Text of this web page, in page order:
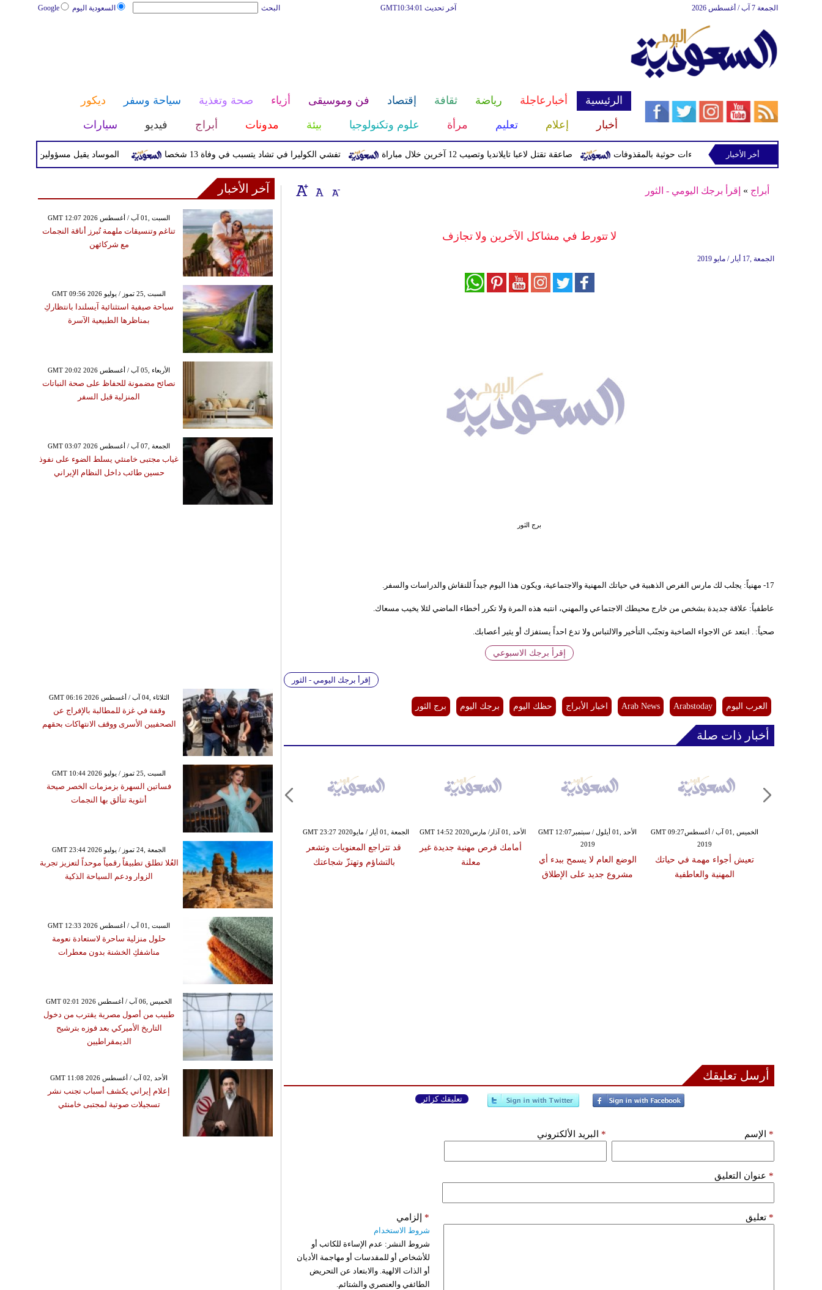
السعودية اليوم Google البحث آخر تحديث GMT10:34:01 الجمعة 7 آب / أغسطس 2026
الرئيسية أخبارعاجلة رياضة ثقافة إقتصاد فن وموسيقى أزياء صحة وتغذية سياحة وسفر
ديكور
أخبار
إعلام تعليم مرأة علوم وتكنولوجيا بيئة مدونات أبراج فيديو سيارات
الموساد يقيل مسؤولين بارزين بعد تعثر تفشي الكوليرا في تشاد يتسبب في وفاة 13 شخصا صاعقة تقتل لاعبا تايلانديا وتصيب 12 آخرين خلال مباراة أخر الأخبار
أبراج » إقرأ برجك اليومي - الثور
لا تتورط في مشاكل الآخرين ولا تجازف
الجمعة ,17 أيار / مايو 2019
برج الثور
17- مهنياً: يجلب لك مارس الفرص الذهبية في حياتك المهنية والاجتماعية، ويكون هذا اليوم جيداً للنقاش والدراسات والسفر.
عاطفياً: علاقة جديدة بشخص من خارج محيطك الاجتماعي والمهني، انتبه هذه المرة ولا تكرر أخطاء الماضي لئلا يخيب مسعاك.
صحياً: . ابتعد عن الاجواء الصاخبة وتجنّب التأخير والالتباس ولا تدع احداً يستفزك أو يثير أعصابك.
إقرأ برجك الاسبوعي
إقرأ برجك اليومي - الثور
العرب اليوم Arabstoday
Arab News اخبار الأبراج حظك اليوم برجك اليوم برج الثور
أخبار ذات صلة
الجمعة ,01 أيار / مايوGMT 23:27 2020
قد تتراجع المعنويات وتشعر
بالتشاؤم وتهتزّ شجاعتك
الأحد ,01 آذار/ مارسGMT 14:52 2020
أمامك فرص مهنية جديدة غير
معلنة
الأحد ,01 أيلول / سبتمبرGMT 12:07
2019
الوضع العام لا يسمح ببدء أي
مشروع جديد على الإطلاق
الخميس ,01 آب / أغسطسGMT 09:27
2019
تعيش أجواء مهمة في حياتك
المهنية والعاطفية
أرسل تعليقك
تعليقك كزائر
الإسم * البريد الألكتروني *
عنوان التعليق *
تعليق * إلزامي *
شروط الاستخدام
شروط النشر: عدم الإساءة للكاتب أو
للأشخاص أو للمقدسات أو مهاجمة الأديان
أو الذات الالهية. والابتعاد عن التحريض
الطائفي والعنصري والشتائم.
آخر الأخبار
GMT 12:07 2026 السبت ,01 آب / أغسطس
تناغم وتنسيقات ملهمة تُبرز أناقة النجمات
مع شركائهن
GMT 09:56 2026 السبت ,25 تموز / يوليو
سياحة صيفية استثنائية آيسلندا بانتظاركِ
بمناظرها الطبيعية الآسرة
GMT 20:02 2026 الأربعاء ,05 آب / أغسطس
نصائح مضمونة للحفاظ على صحة النباتات
المنزلية قبل السفر
GMT 03:07 2026 الجمعة ,07 آب / أغسطس
غياب مجتبى خامنئي يسلط الضوء على نفوذ
حسين طائب داخل النظام الإيراني
GMT 06:16 2026 الثلاثاء ,04 آب / أغسطس
وقفة في غزة للمطالبة بالإفراج عن
الصحفيين الأسرى ووقف الانتهاكات بحقهم
GMT 10:44 2026 السبت ,25 تموز / يوليو
فساتين السهرة بزمزمات الخصر صيحة
أنثوية تتألق بها النجمات
GMT 23:44 2026 الجمعة ,24 تموز / يوليو
العُلا تطلق تطبيقاً رقمياً موحداً لتعزيز تجربة
الزوار ودعم السياحة الذكية
GMT 12:33 2026 السبت ,01 آب / أغسطس
حلول منزلية ساحرة لاستعادة نعومة
مناشفكِ الخشنة بدون معطرات
GMT 02:01 2026 الخميس ,06 آب / أغسطس
طبيب من أصول مصرية يقترب من دخول
التاريخ الأميركي بعد فوزه بترشيح
الديمقراطيين
GMT 11:08 2026 الأحد ,02 آب / أغسطس
إعلام إيراني يكشف أسباب تجنب نشر
تسجيلات صوتية لمجتبى خامنئي